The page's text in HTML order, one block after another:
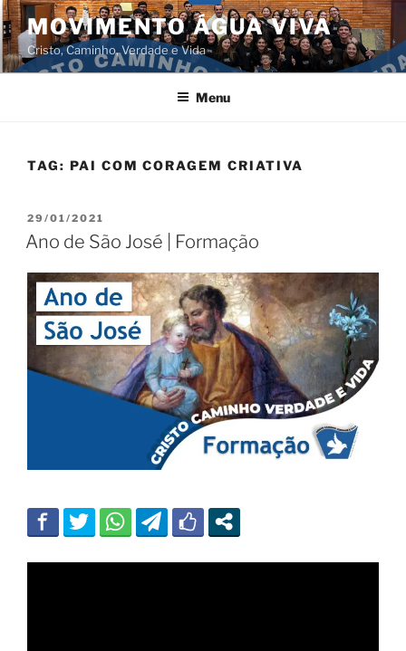
Pular
para
o
conteúdo
MOVIMENTO ÁGUA VIVA
Cristo, Caminho, Verdade e Vida
Menu
TAG: PAI COM CORAGEM CRIATIVA
PUBLICADO
EM
29/01/2021
Ano de São José | Formação